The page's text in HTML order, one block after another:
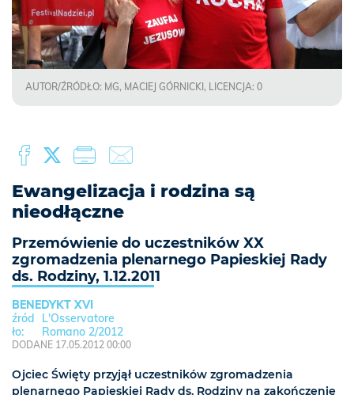
AUTOR/ŹRÓDŁO: MG, MACIEJ GÓRNICKI, LICENCJA: 0
Ewangelizacja i rodzina są
nieodłączne
Przemówienie do uczestników XX
zgromadzenia plenarnego Papieskiej Rady
ds. Rodziny, 1.12.2011
BENEDYKT XVI
L'Osservatore
Romano 2/2012
DODANE 17.05.2012 00:00
Ojciec Święty przyjął uczestników zgromadzenia
plenarnego Papieskiej Rady ds. Rodziny na zakończenie